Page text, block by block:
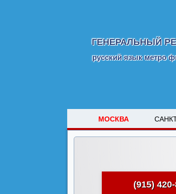
ГЕНЕРАЛЬНЫЙ
русский язык метро
МОСКВА
(915)